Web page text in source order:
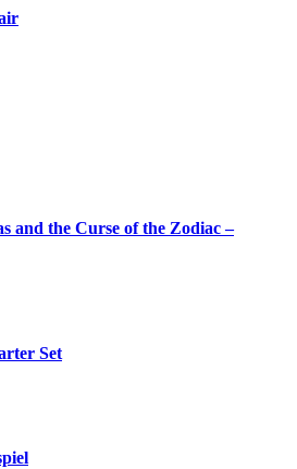
and the Curse of the Zodiac –
Set